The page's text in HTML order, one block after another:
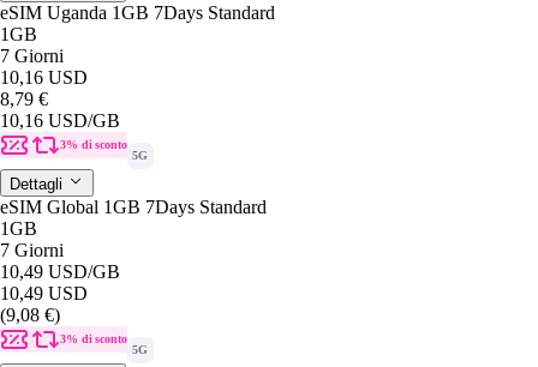
eSIM Uganda 1GB 7Days Standard
1GB
7 Giorni
10,16 USD
8,79 €
10,16 USD/GB
3% di sconto
5G
Dettagli
eSIM Global 1GB 7Days Standard
1GB
7 Giorni
10,49 USD/GB
10,49 USD
(9,08 €)
3% di sconto
5G